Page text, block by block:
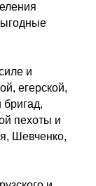
и
егерской,
пехоты и
Шевченко,